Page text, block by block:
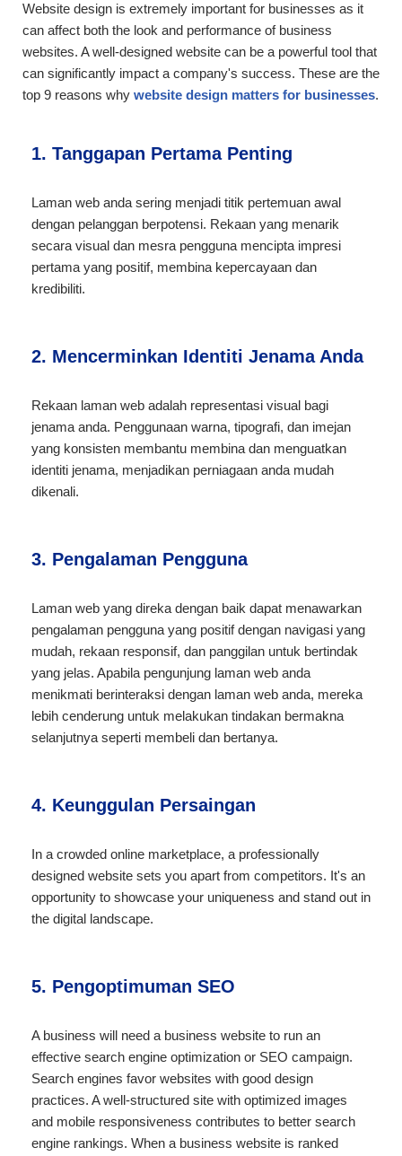
Website design is extremely important for businesses as it
can affect both the look and performance of business
websites. A well-designed website can be a powerful tool that
can significantly impact a company's success. These are the
top 9 reasons why website design matters for businesses.
1. Tanggapan Pertama Penting
Laman web anda sering menjadi titik pertemuan awal
dengan pelanggan berpotensi. Rekaan yang menarik
secara visual dan mesra pengguna mencipta impresi
pertama yang positif, membina kepercayaan dan
kredibiliti.
2. Mencerminkan Identiti Jenama Anda
Rekaan laman web adalah representasi visual bagi
jenama anda. Penggunaan warna, tipografi, dan imejan
yang konsisten membantu membina dan menguatkan
identiti jenama, menjadikan perniagaan anda mudah
dikenali.
3. Pengalaman Pengguna
Laman web yang direka dengan baik dapat menawarkan
pengalaman pengguna yang positif dengan navigasi yang
mudah, rekaan responsif, dan panggilan untuk bertindak
yang jelas. Apabila pengunjung laman web anda
menikmati berinteraksi dengan laman web anda, mereka
lebih cenderung untuk melakukan tindakan bermakna
selanjutnya seperti membeli dan bertanya.
4. Keunggulan Persaingan
In a crowded online marketplace, a professionally
designed website sets you apart from competitors. It's an
opportunity to showcase your uniqueness and stand out in
the digital landscape.
5. Pengoptimuman SEO
A business will need a business website to run an
effective search engine optimization or SEO campaign.
Search engines favor websites with good design
practices. A well-structured site with optimized images
and mobile responsiveness contributes to better search
engine rankings. When a business website is ranked